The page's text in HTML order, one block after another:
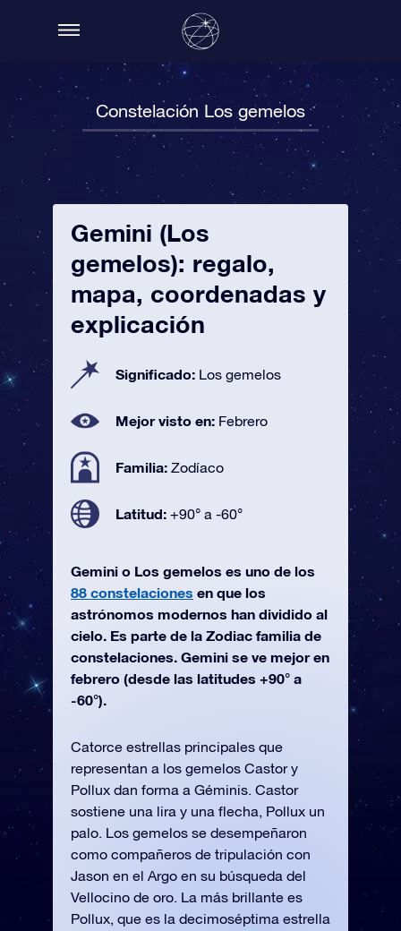
Constelación Los gemelos
Gemini (Los
gemelos): regalo,
mapa, coordenadas y
explicación
Significado: Los gemelos
Mejor visto en: Febrero
Familia: Zodíaco
Latitud: +90° a -60°
Gemini o Los gemelos es uno de los
88 constelaciones en que los
astrónomos modernos han dividido al
cielo. Es parte de la Zodiac familia de
constelaciones. Gemini se ve mejor en
febrero (desde las latitudes +90° a
-60°).
Catorce estrellas principales que
representan a los gemelos Castor y
Pollux dan forma a Géminis. Castor
sostiene una lira y una flecha, Pollux un
palo. Los gemelos se desempeñaron
como compañeros de tripulación con
Jason en el Argo en su búsqueda del
Vellocino de oro. La más brillante es
Pollux, que es la decimoséptima estrella